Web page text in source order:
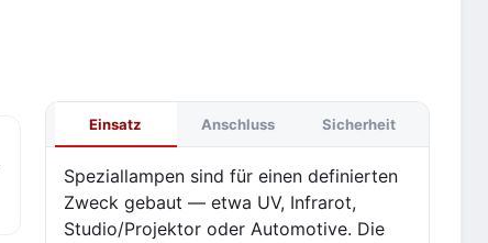
Einsatz Anschluss Sicherheit
Speziallampen sind für einen definierten
Zweck gebaut — etwa UV, Infrarot,
Studio/Projektor oder Automotive. Die